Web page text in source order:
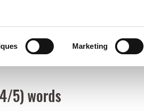
Marketing
5) words